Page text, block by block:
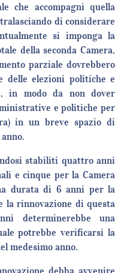
che accompagni quella
di considerare
si imponga la
della seconda Camera,
parziale dovrebbero
delle elezioni politiche e
in modo da non dover
e politiche per
in un breve spazio di
stabiliti quattro anni
e cinque per la Camera
durata di 6 anni per la
la rinnovazione di questa
determinerebbe una
potrebbe verificarsi la
medesimo anno.